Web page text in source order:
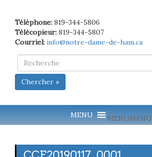
Téléphone: 819-344-5806
Télécopieur: 819-344-5807
Courriel: info@notre-dame-de-ham.ca
Chercher »
MENUMENU